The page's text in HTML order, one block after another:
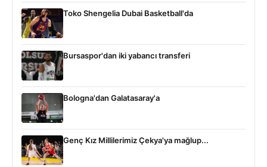
Toko Shengelia Dubai Basketball'da
Bursaspor'dan iki yabancı transferi
Bologna'dan Galatasaray'a
Genç Kız Millilerimiz Çekya'ya mağlup...